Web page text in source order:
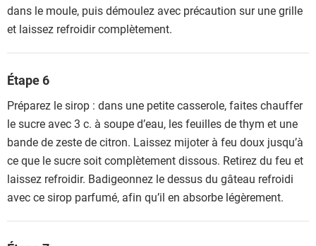
dans le moule, puis démoulez avec précaution sur une grille
et laissez refroidir complètement.
Étape 6
Préparez le sirop : dans une petite casserole, faites chauffer
le sucre avec 3 c. à soupe d’eau, les feuilles de thym et une
bande de zeste de citron. Laissez mijoter à feu doux jusqu’à
ce que le sucre soit complètement dissous. Retirez du feu et
laissez refroidir. Badigeonnez le dessus du gâteau refroidi
avec ce sirop parfumé, afin qu’il en absorbe légèrement.